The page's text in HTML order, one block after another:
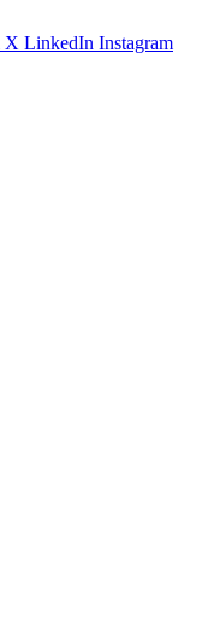
X LinkedIn Instagram